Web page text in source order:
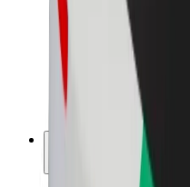
Zarobki kuriera
Partnerzy Bolt Food